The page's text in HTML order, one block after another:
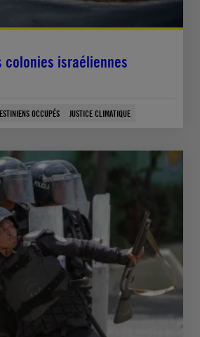
colonies israéliennes
OCCUPÉS JUSTICE CLIMATIQUE